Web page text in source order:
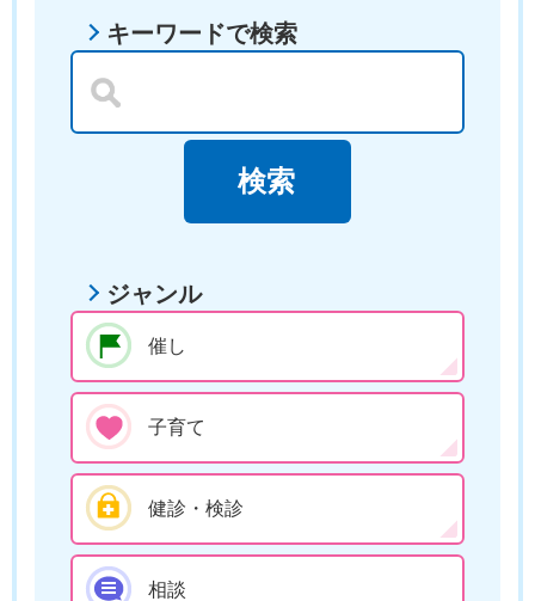
キーワードで検索
ジャンル
催し
子育て
健診・検診
相談